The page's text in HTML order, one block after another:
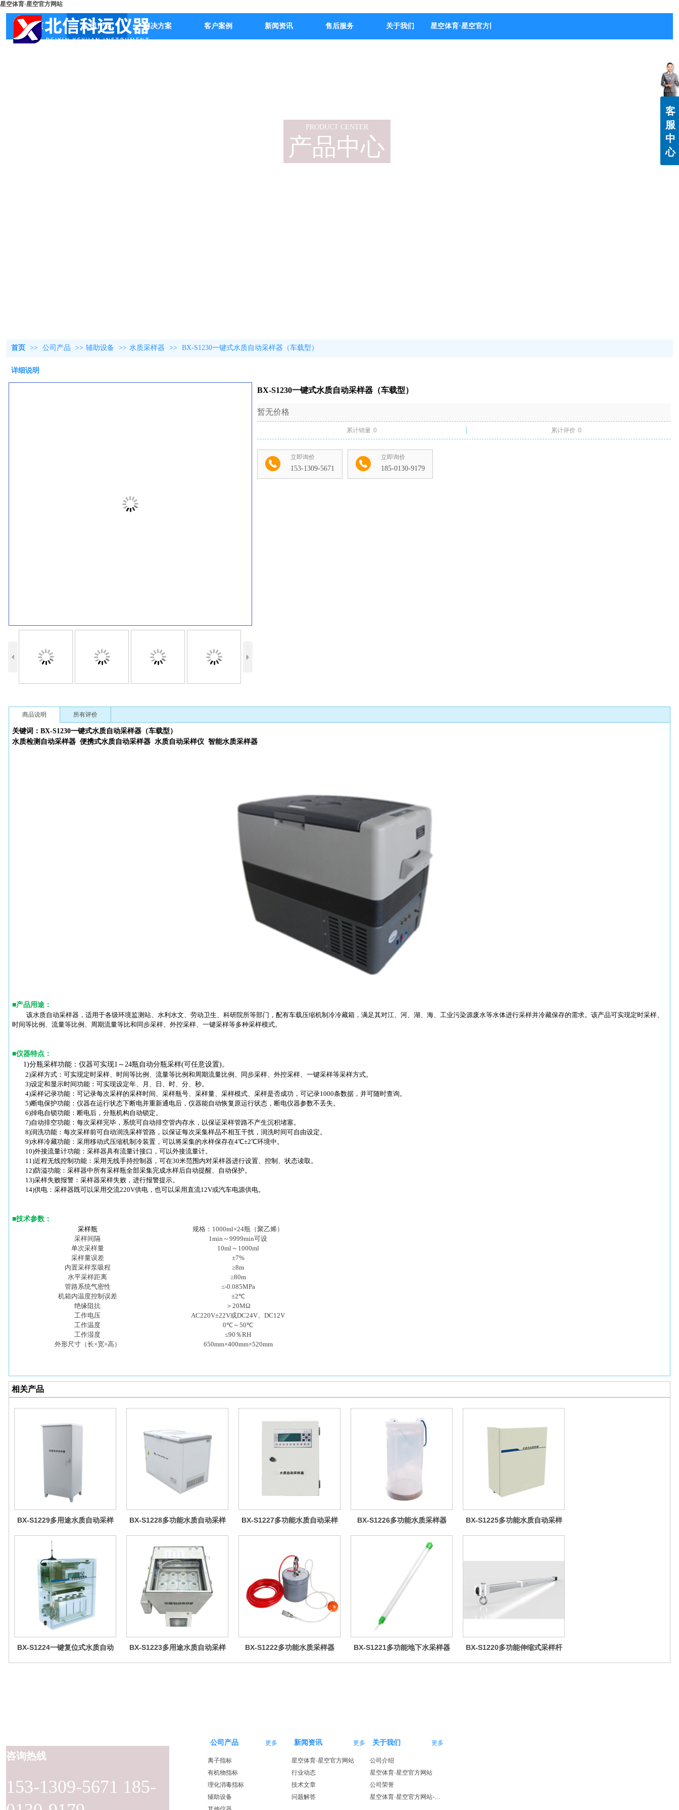
星空体育·星空官方网站
首页 公司产品 解决方案 客户案例 新闻资讯 售后服务 关于我们 星空体育·星空官方网站-星空体育（中国）
产品中心
PRODUCT CENTER
首页 >> 公司产品 >> 辅助设备 >> 水质采样器 >> BX-S1230一键式水质自动采样器（车载型）
详细说明
BX-S1230一键式水质自动采样器（车载型）
暂无价格
累计销量 0 累计评价 0
立即询价
153-1309-5671
立即询价
185-0130-9179
商品说明 所有评价
关键词：BX-S1230一键式水质自动采样器（车载型）
水质检测自动采样器 便携式水质自动采样器 水质自动采样仪 智能水质采样器
■产品用途 ：
该水质自动采样器，适用于各级环境监测站、水利水文、劳动卫生、科研院所等部门，配有车载压缩机制冷冷藏箱，满足其对江、河、湖、海、工业污染源废水等水体进行采样并冷藏保存的需求。该产品可实现定时采样、
时间等比例、流量等比例、周期流量等比和同步采样、外控采样、一键采样等多种采样模式。
■仪器特点 ：
1)分瓶采样功能：仪器可实现1～24瓶自动分瓶采样(可任意设置)。
2)采样方式：可实现定时采样、时间等比例、流量等比例和周期流量比例、同步采样、外控采样、一键采样等采样方式。
3)设定和显示时间功能：可实现设定年、月、日、时、分、秒。
4)采样记录功能：可记录每次采样的采样时间、采样瓶号、采样量、采样模式、采样是否成功，可记录1000条数据，并可随时查询。
5)断电保护功能：仪器在运行状态下断电并重新通电后，仪器能自动恢复原运行状态，断电仪器参数不丢失。
6)掉电自锁功能：断电后，分瓶机构自动锁定。
7)自动排空功能：每次采样完毕，系统可自动排空管内存水，以保证采样管路不产生沉积堵塞。
8)润洗功能：每次采样前可自动润洗采样管路，以保证每次采集样品不相互干扰，润洗时间可自由设定。
9)水样冷藏功能：采用移动式压缩机制冷装置，可以将采集的水样保存在4℃±2℃环境中。
10)外接流量计功能：采样器具有流量计接口，可以外接流量计。
11)近程无线控制功能：采用无线手持控制器，可在30米范围内对采样器进行设置、控制、状态读取。
12)防溢功能：采样器中所有采样瓶全部采集完成水样后自动提醒、自动保护。
13)采样失败报警：采样器采样失败，进行报警提示。
14)供电：采样器既可以采用交流220V供电，也可以采用直流12V或汽车电源供电。
■技术参数 ：
采样瓶
规格：1000ml×24瓶（聚乙烯）
采样间隔
1min～9999min可设
单次采样量
10ml～1000ml
采样量误差
±7%
内置采样泵吸程
≥8m
水平采样距离
≥80m
管路系统气密性
≤-0.085MPa
机箱内温度控制误差
±2℃
绝缘阻抗
＞20MΩ
工作电压
AC220V±22V或DC24V、DC12V
工作温度
0℃～50℃
工作湿度
≤90％RH
外形尺寸（长×宽×高）
650mm×400mm×520mm
相关产品
BX-S1229多用途水质自动采样
BX-S1228多功能水质自动采样
BX-S1227多功能水质自动采样
BX-S1226多功能水质采样器
BX-S1225多功能水质自动采样
BX-S1224一键复位式水质自动
BX-S1223多用途水质自动采样
BX-S1222多功能水质采样器
BX-S1221多功能地下水采样器
BX-S1220多功能伸缩式采样杆
153-1309-5671 185-
咨询热线
新闻资讯 更多
星空体育·星空官方网站
行业动态
技术文章
问题解答
公司产品 更多
离子指标
有机物指标
理化消毒指标
辅助设备
关于我们 更多
公司介绍
星空体育·星空官方网站
公司荣誉
星空体育·星空官方网站-星空体育（中国）
客
服
中
心